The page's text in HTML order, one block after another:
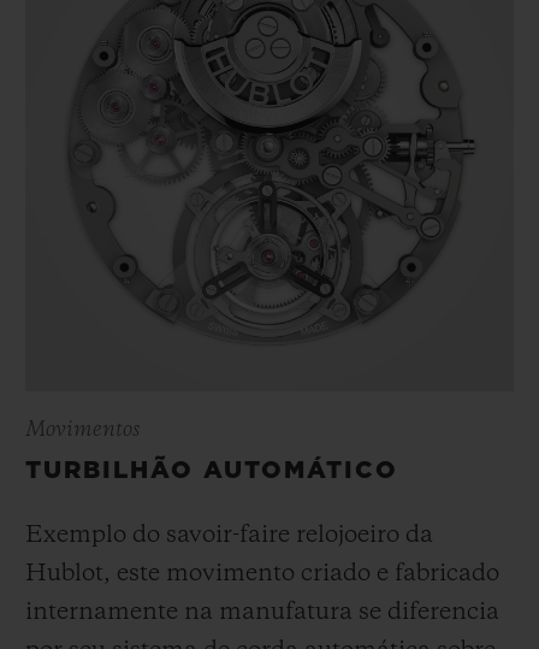
Movimentos
TURBILHÃO AUTOMÁTICO
Exemplo do savoir-faire relojoeiro da
Hublot, este movimento criado e fabricado
internamente na manufatura se diferencia